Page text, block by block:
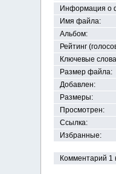
Информация о
Имя файла:
Альбом:
Рейтинг
Ключевые
Размер файла:
Добавлен:
Размеры:
Просмотрен:
Ссылка:
Избранные:
Комментарий 1